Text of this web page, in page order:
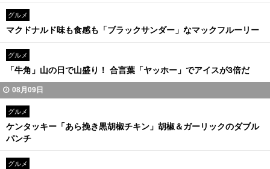
グルメ
マクドナルド味も食感も「ブラックサンダー」なマックフルーリー
グルメ
「牛角」山の日で山盛り！ 合言葉「ヤッホー」でアイスが3倍だ
08月09日
グルメ
ケンタッキー「あら挽き黒胡椒チキン」胡椒＆ガーリックのダブル
パンチ
グルメ